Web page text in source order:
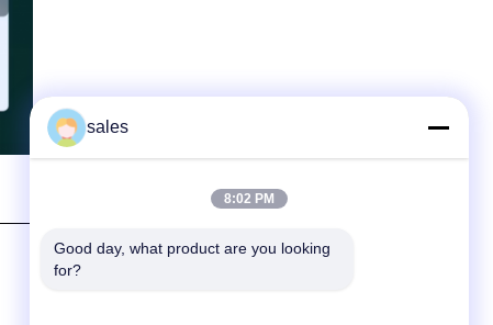
sales
8:02 PM
Good day, what product are you looking
for?